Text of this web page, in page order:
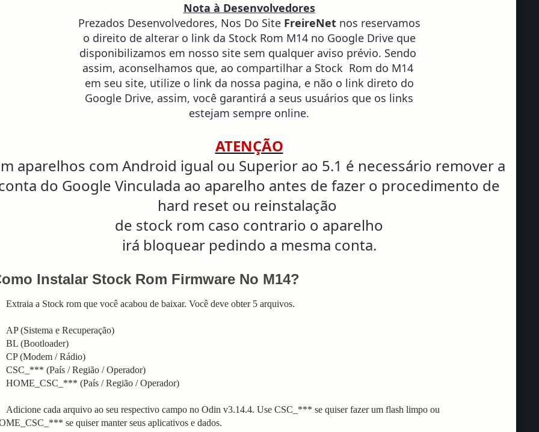
Nota à Desenvolvedores
Prezados Desenvolvedores, Nos Do Site FreireNetnos reservamos
o direito de alterar o link da Stock Rom M14 no Google Drive que
disponibilizamos em nosso site sem qualquer aviso prévio. Sendo
assim, aconselhamos que, ao compartilhar a Stock Rom do M14
em seu site, utilize o link da nossa pagina, e não o link direto do
Google Drive, assim, você garantirá a seus usuários que os links
estejam sempre online.
ATENÇÃO
aparelhos com Android igual ou Superior ao 5.1 é necessário remover a
do Google Vinculada ao aparelho antes de fazer o procedimento de
hard reset ou reinstalação
de stock rom caso contrario o aparelho
irá bloquear pedindo a mesma conta.
Instalar Stock Rom Firmware No M14?
a Stock rom que você acabou de baixar. Você deve obter 5 arquivos.
(Sistema e Recuperação)
(Bootloader)
(Modem / Rádio)
(País / Região / Operador)
(País / Região / Operador)
cada arquivo ao seu respectivo campo no Odin v3.14.4. Use CSC_*** se quiser fazer um flash limpo ou
se quiser manter seus aplicativos e dados.